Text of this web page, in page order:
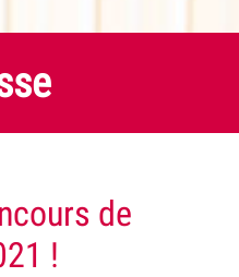
de
!